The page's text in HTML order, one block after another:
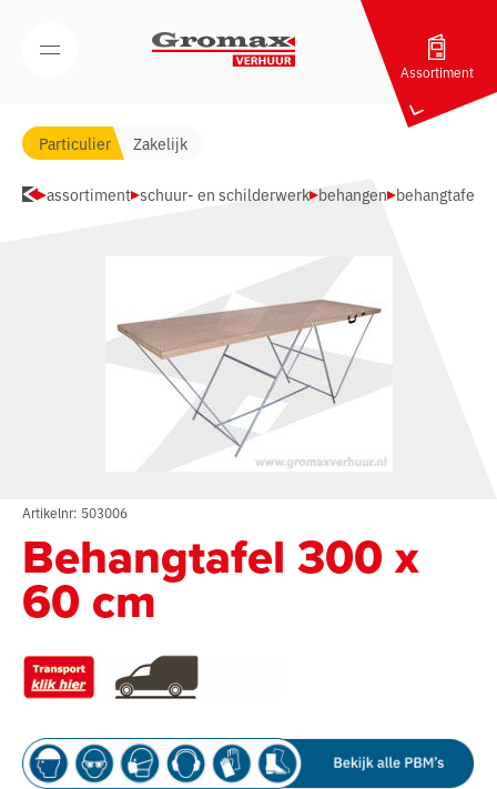
Open/Sluit mobiel menu
Assortiment
Particulier Zakelijk
assortiment schuur- en schilderwerk behangen behangtafel
Artikelnr: 503006
Behangtafel 300 x
60 cm